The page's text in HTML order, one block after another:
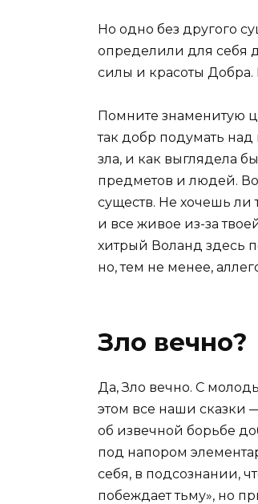
Но одно без другого
определили для себя
силы и красоты Добра.
Помните знаменитую
так добр подумать
зла, и как выглядела
предметов и людей.
существ. Не хочешь ли
и все живое из-за
хитрый Воланд здесь
но, тем не менее,
Зло вечно?
Да, Зло вечно. С
этом все наши сказки
об извечной борьбе
под напором
себя, в подсознании,
побеждает тьму», но